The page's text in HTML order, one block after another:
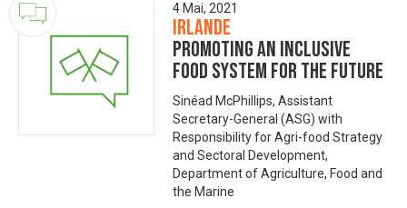
4 Mai, 2021
Irlande
Promoting an Inclusive
Food System for the Future
Sinéad McPhillips, Assistant
Secretary-General (ASG) with
Responsibility for Agri-food Strategy
and Sectoral Development,
Department of Agriculture, Food and
the Marine